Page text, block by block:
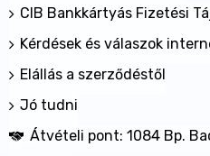
CIB Bankkártyás Fizetési
Kérdések és válaszok
Elállás a szerződéstől
Jó tudni
Átvételi pont: 1084 Bp.